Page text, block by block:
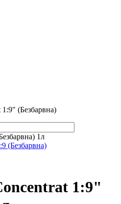
1:9" (Безбарвна)
1л
1:9"